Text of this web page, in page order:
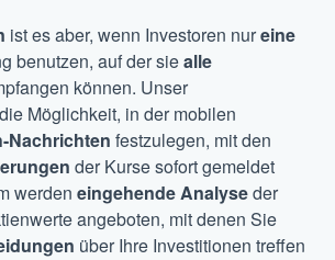
ist es aber, wenn Investoren nureine
benutzen, auf der siealle
können. Unser
Möglichkeit, in der mobilen
Nachrichten festzulegen, mit den
der Kurse sofort gemeldet
werden eingehende Analyseder
angeboten, mit denen Sie
über Ihre Investitionen treffen